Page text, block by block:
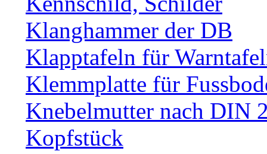
Klanghammer der DB
Klapptafeln für
Klemmplatte für
Knebelmutter nach DIN
Kopfstück